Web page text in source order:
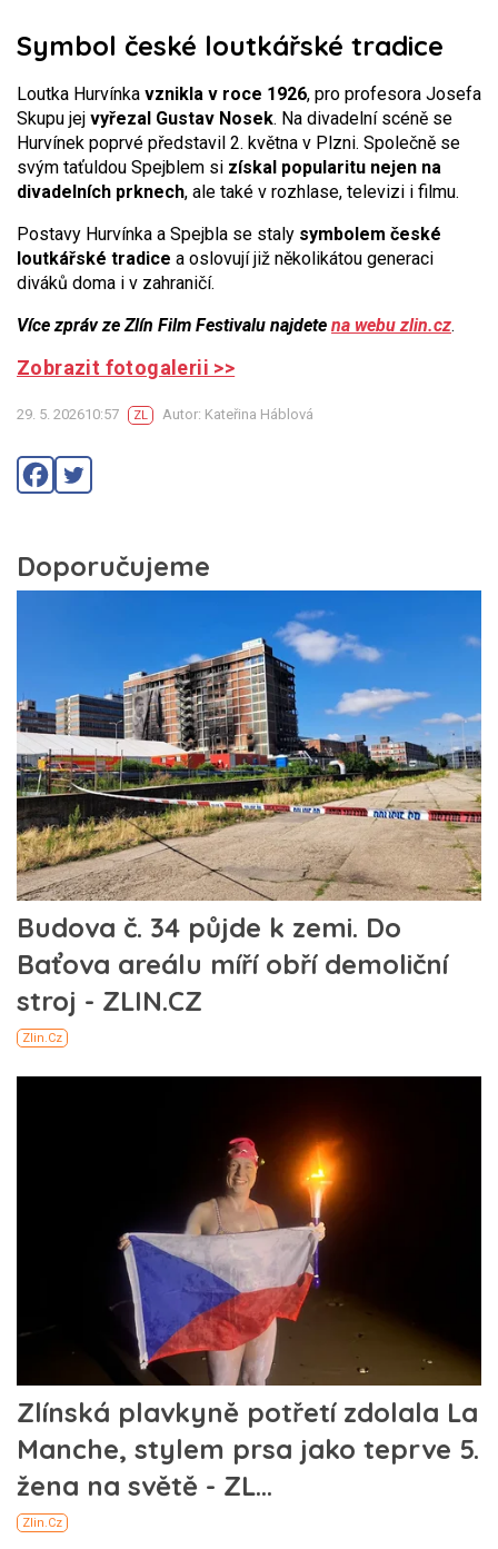
Symbol české loutkářské tradice
Loutka Hurvínka vznikla v roce 1926, pro profesora Josefa
Skupu jej vyřezal Gustav Nosek. Na divadelní scéně se
Hurvínek poprvé představil 2. května v Plzni. Společně se
svým taťuldou Spejblem si získal popularitu nejen na
divadelních prknech, ale také v rozhlase, televizi i filmu.
Postavy Hurvínka a Spejbla se staly symbolem české
loutkářské tradice a oslovují již několikátou generaci
diváků doma i v zahraničí.
Více zpráv ze Zlín Film Festivalu najdete na webu zlin.cz.
Zobrazit fotogalerii >>
29. 5. 202610:57 ZL Autor: Kateřina Háblová